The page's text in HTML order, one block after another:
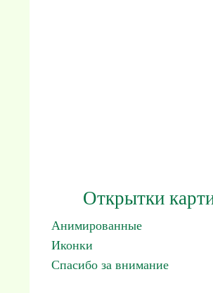
Открытки
Анимированные
Иконки
Спасибо за внимание